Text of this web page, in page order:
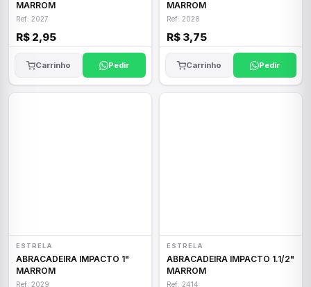
MARROM
Ref: 2027
R$ 2,95
Carrinho Pedir
MARROM
Ref: 2028
R$ 3,75
Carrinho Pedir
ESTRELA
ABRACADEIRA IMPACTO 1"
MARROM
Ref: 2029
ESTRELA
ABRACADEIRA IMPACTO 1.1/2"
MARROM
Ref: 2414